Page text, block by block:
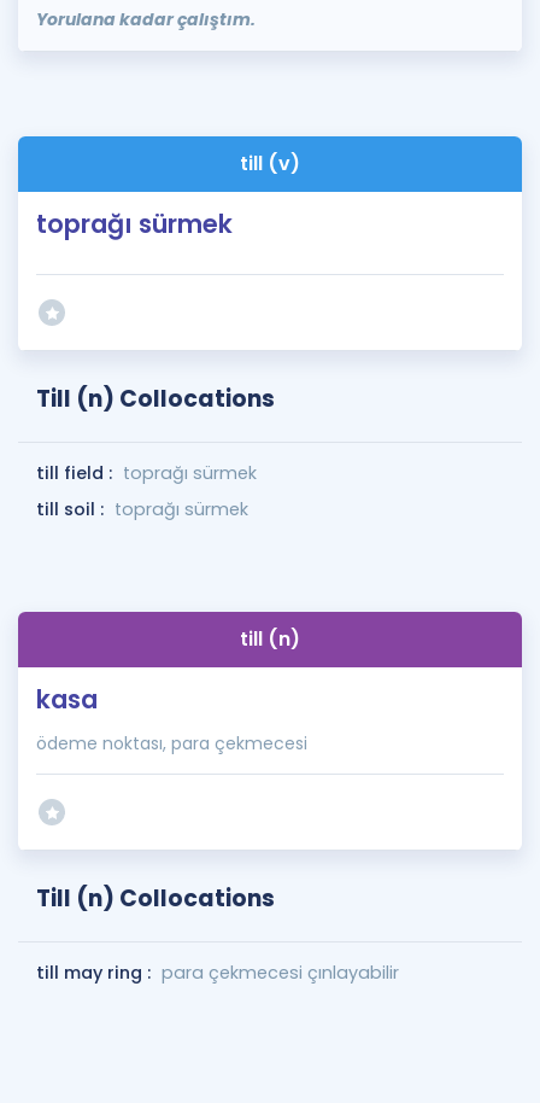
Yorulana kadar çalıştım.
till (v)
toprağı sürmek
Till (n) Collocations
till field : toprağı sürmek
till soil : toprağı sürmek
till (n)
kasa
ödeme noktası, para çekmecesi
Till (n) Collocations
till may ring : para çekmecesi çınlayabilir